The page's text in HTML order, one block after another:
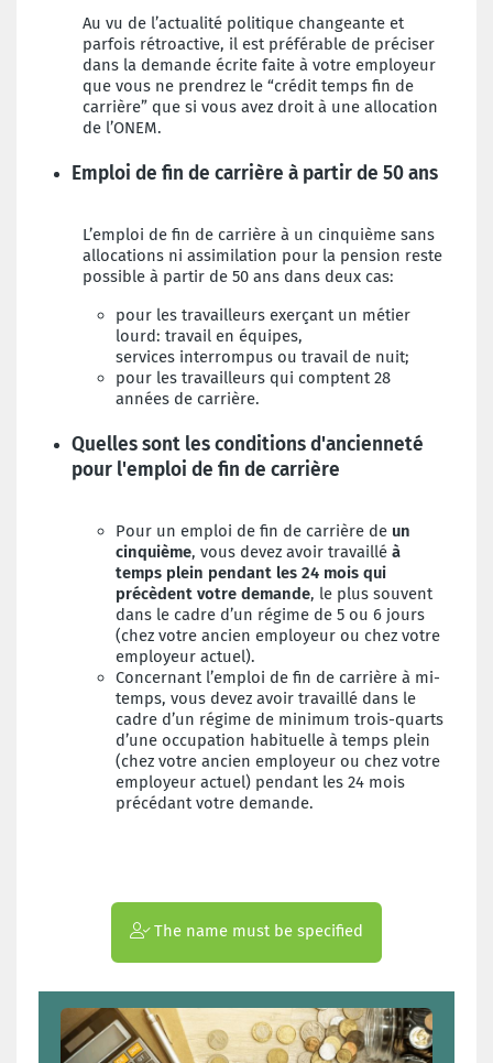
Au vu de l’actualité politique changeante et
parfois rétroactive, il est préférable de préciser
dans la demande écrite faite à votre employeur
que vous ne prendrez le “crédit temps fin de
carrière” que si vous avez droit à une allocation
de l’ONEM.
Emploi de fin de carrière à partir de 50 ans
L’emploi de fin de carrière à un cinquième sans
allocations ni assimilation pour la pension reste
possible à partir de 50 ans dans deux cas:
pour les travailleurs exerçant un métier
lourd: travail en équipes,
services interrompus ou travail de nuit;
pour les travailleurs qui comptent 28
années de carrière.
Quelles sont les conditions d'ancienneté
pour l'emploi de fin de carrière
Pour un emploi de fin de carrière de un
cinquième, vous devez avoir travaillé à
temps plein pendant les 24 mois qui
précèdent votre demande, le plus souvent
dans le cadre d’un régime de 5 ou 6 jours
(chez votre ancien employeur ou chez votre
employeur actuel).
Concernant l’emploi de fin de carrière à mi-
temps, vous devez avoir travaillé dans le
cadre d’un régime de minimum trois-quarts
d’une occupation habituelle à temps plein
(chez votre ancien employeur ou chez votre
employeur actuel) pendant les 24 mois
précédant votre demande.
The name must be specified